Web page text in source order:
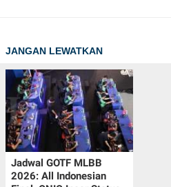
JANGAN LEWATKAN
Jadwal GOTF MLBB
2026: All Indonesian